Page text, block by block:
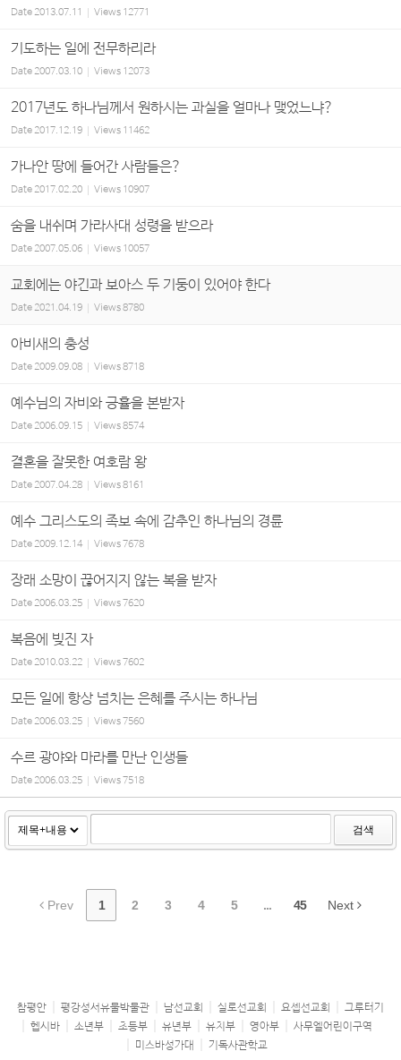
Date2013.07.11 Views 12771
기도하는 일에 전무하리라
Date2007.03.10 Views 12073
2017년도 하나님께서 원하시는 과실을 얼마나 맺었느냐?
Date2017.12.19 Views 11462
가나안 땅에 들어간 사람들은?
Date2017.02.20 Views 10907
숨을 내쉬며 가라사대 성령을 받으라
Date2007.05.06 Views 10057
교회에는 야긴과 보아스 두 기둥이 있어야 한다
Date 2021.04.19 Views8780
아비새의 충성
Date2009.09.08 Views8718
예수님의 자비와 긍휼을 본받자
Date2006.09.15 Views8574
결혼을 잘못한 여호람 왕
Date2007.04.28 Views8161
예수 그리스도의 족보 속에 감추인 하나님의 경륜
Date2009.12.14 Views7678
장래 소망이 끊어지지 않는 복을 받자
Date2006.03.25 Views7620
복음에 빚진 자
Date2010.03.22 Views7602
모든 일에 항상 넘치는 은혜를 주시는 하나님
Date2006.03.25 Views7560
수르 광야와 마라를 만난 인생들
Date2006.03.25 Views7518
검색
Prev 1 2 3 4 5 ... 45 Next
참평안 평강성서유물박물관 남선교회 실로선교회 요셉선교회
그루터기
헵시바
소년부 초등부 유년부 유치부 영아부
사무엘어린이구역
미스바성가대
기독사관학교